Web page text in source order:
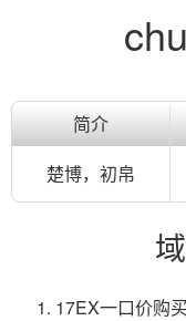
简介
楚博，初帛
17EX一口价购买